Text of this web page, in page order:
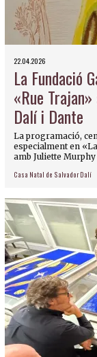
22.04.2026
La Fundació
«Rue
Dalí i Dante
La programació,
especialment en
amb Juliette
Casa Natal de Salvador Dalí